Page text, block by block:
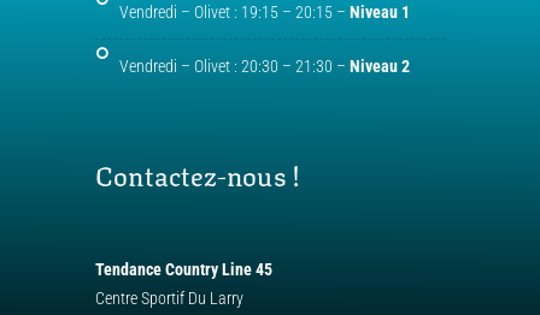
Vendredi – Olivet : 19:15 – 20:15 – Niveau 1
Vendredi – Olivet : 20:30 – 21:30 – Niveau 2
Contactez-nous !
Tendance Country Line 45
Centre Sportif Du Larry